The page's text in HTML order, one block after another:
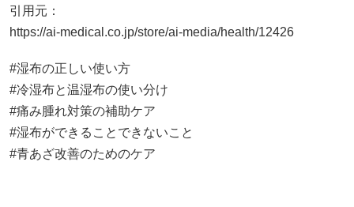
引用元：
https://ai-medical.co.jp/store/ai-media/health/12426
#湿布の正しい使い方
#冷湿布と温湿布の使い分け
#痛み腫れ対策の補助ケア
#湿布ができることできないこと
#青あざ改善のためのケア